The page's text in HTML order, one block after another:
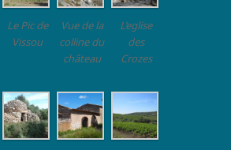
Le Pic de
Vissou
Vue de la
colline du
château
L’eglise
des
Crozes